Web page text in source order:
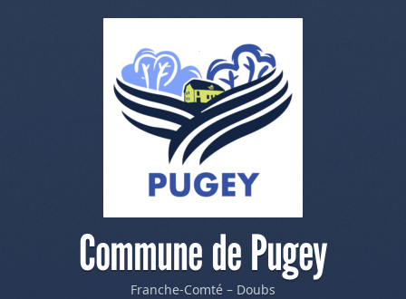
Commune de Pugey
Franche-Comté – Doubs